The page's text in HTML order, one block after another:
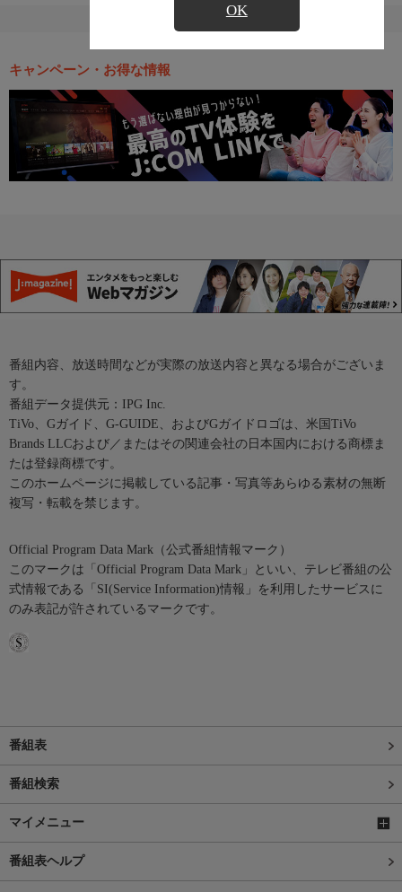
OK
キャンペーン・お得な情報
番組内容、放送時間などが実際の放送内容と異なる場合がございま
す。
番組データ提供元：IPG Inc.
TiVo、Gガイド、G-GUIDE、およびGガイドロゴは、米国TiVo
Brands LLCおよび／またはその関連会社の日本国内における商標ま
たは登録商標です。
このホームページに掲載している記事・写真等あらゆる素材の無断
複写・転載を禁じます。
Official Program Data Mark（公式番組情報マーク）
このマークは「Official Program Data Mark」といい、テレビ番組の公
式情報である「SI(Service Information)情報」を利用したサービスに
のみ表記が許されているマークです。
番組表
番組検索
マイメニュー
番組表ヘルプ